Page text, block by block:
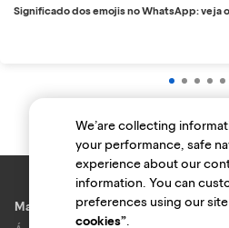
Significado dos emojis no WhatsApp: veja
Marcas e lojas
We’are collecting
your performance, safe
experience about our
information. You can
preferences using our
cookies”.